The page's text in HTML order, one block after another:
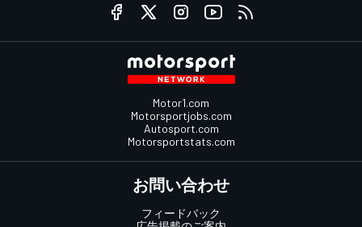
Motor1.com
Motorsportjobs.com
Autosport.com
Motorsportstats.com
お問い合わせ
フィードバック